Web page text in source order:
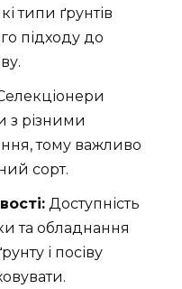
типи ґрунтів
підходу до
з різними
тому важливо
сорт.
Доступність
та обладнання
і посіву